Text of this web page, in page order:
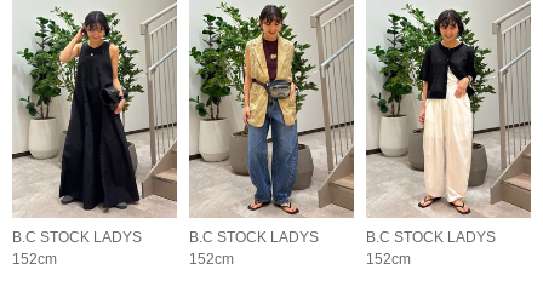
B.C STOCK LADYS
152cm
B.C STOCK LADYS
152cm
B.C STOCK LADYS
152cm